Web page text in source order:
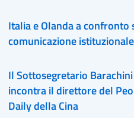
Italia e Olanda a confronto
comunicazione istituzionale
Il Sottosegretario Barachini
incontra il direttore del
Daily della Cina